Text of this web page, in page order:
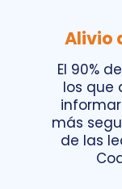
Alivio
El 90%
los que
más
de las